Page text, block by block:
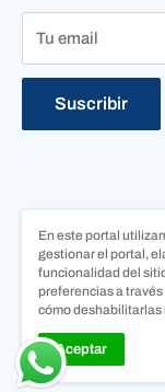
Tu email
Suscribir
Síguenos
© ALMACEN EL
En este portal
gestionar el portal,
funcionalidad del
preferencias a
cómo deshabilitarlas
Aceptar